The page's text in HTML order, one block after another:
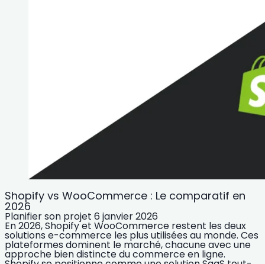
Shopify vs WooCommerce : Le comparatif en
2026
Planifier son projet 6 janvier 2026
En 2026, Shopify et WooCommerce restent les deux
solutions e-commerce les plus utilisées au monde. Ces
plateformes dominent le marché, chacune avec une
approche bien distincte du commerce en ligne.